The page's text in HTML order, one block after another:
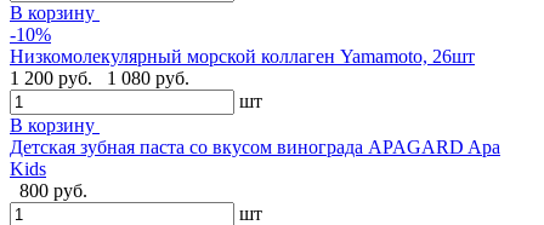
В корзину
-10%
Низкомолекулярный морской коллаген Yamamoto, 26шт
1 200 руб.
1 080 руб.
шт
В корзину
Детская зубная паста со вкусом винограда APAGARD Apa
Kids
800 руб.
шт